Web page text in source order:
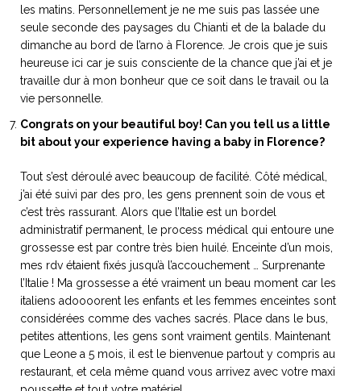
les matins. Personnellement je ne me suis pas lassée une
seule seconde des paysages du Chianti et de la balade du
dimanche au bord de l’arno à Florence. Je crois que je suis
heureuse ici car je suis consciente de la chance que j’ai et je
travaille dur à mon bonheur que ce soit dans le travail ou la
vie personnelle.
Congrats on your beautiful boy! Can you tell us a little
bit about your experience having a baby in Florence?
Tout s’est déroulé avec beaucoup de facilité. Côté médical,
j’ai été suivi par des pro, les gens prennent soin de vous et
c’est très rassurant. Alors que l’Italie est un bordel
administratif permanent, le process médical qui entoure une
grossesse est par contre très bien huilé. Enceinte d’un mois,
mes rdv étaient fixés jusqu’à l’accouchement … Surprenante
l’Italie ! Ma grossesse a été vraiment un beau moment car les
italiens adoooorent les enfants et les femmes enceintes sont
considérées comme des vaches sacrés. Place dans le bus,
petites attentions, les gens sont vraiment gentils. Maintenant
que Leone a 5 mois, il est le bienvenue partout y compris au
restaurant, et cela même quand vous arrivez avec votre maxi